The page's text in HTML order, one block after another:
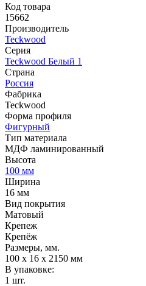
Код товара
15662
Производитель
Teckwood
Серия
Teckwood Белый 1
Страна
Россия
Фабрика
Teckwood
Форма профиля
Фигурный
Тип материала
МДФ ламинированный
Высота
100 мм
Ширина
16 мм
Вид покрытия
Матовый
Крепеж
Крепёж
Размеры, мм.
100 х 16 х 2150 мм
В упаковке:
1 шт.